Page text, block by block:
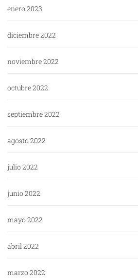
enero 2023
diciembre 2022
noviembre 2022
octubre 2022
septiembre 2022
agosto 2022
julio 2022
junio 2022
mayo 2022
abril 2022
marzo 2022